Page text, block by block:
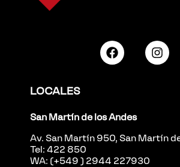
LOCALES
San Martín de los Andes
Av. San Martín 950, San Martín
Tel: 422 850
WA: (+549 ) 2944 227930